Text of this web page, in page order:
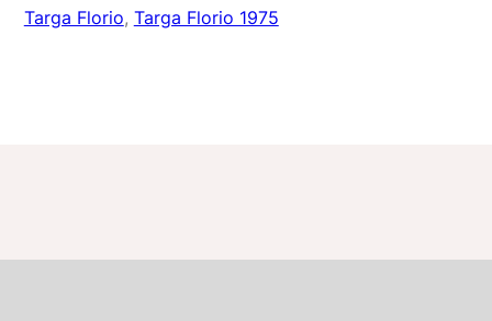
Targa Florio, Targa Florio 1975